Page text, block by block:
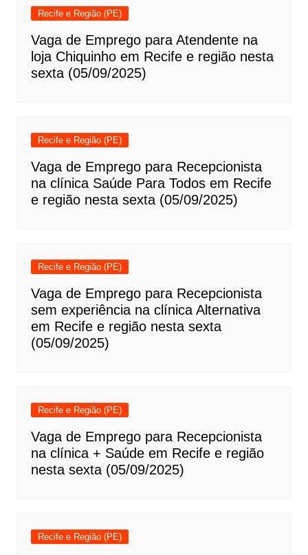
Recife e Região (PE)
Vaga de Emprego para Atendente na
loja Chiquinho em Recife e região nesta
sexta (05/09/2025)
Recife e Região (PE)
Vaga de Emprego para Recepcionista
na clínica Saúde Para Todos em Recife
e região nesta sexta (05/09/2025)
Recife e Região (PE)
Vaga de Emprego para Recepcionista
sem experiência na clínica Alternativa
em Recife e região nesta sexta
(05/09/2025)
Recife e Região (PE)
Vaga de Emprego para Recepcionista
na clínica + Saúde em Recife e região
nesta sexta (05/09/2025)
Recife e Região (PE)